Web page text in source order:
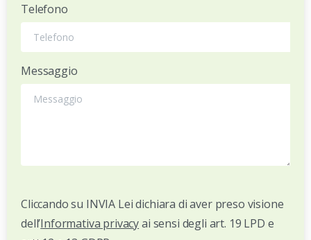
Telefono
Messaggio
Cliccando su INVIA Lei dichiara di aver preso visione
dell’Informativa privacyai sensi degli art. 19 LPD e